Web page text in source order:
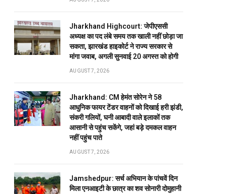
Jharkhand Highcourt: जेपीएससी
अध्यक्ष का पद लंबे समय तक खाली नहीं छोड़ा जा
सकता, झारखंड हाइकोर्ट ने राज्य सरकार से
मांगा जवाब, अगली सुनवाई 20 अगस्त को होगी
AUGUST 7, 2026
Jharkhand: CM हेमंत सोरेन ने 58
आधुनिक फायर टेंडर वाहनों को दिखाई हरी झंडी,
संकरी गलियों, घनी आबादी वाले इलाकों तक
आसानी से पहुंच सकेंगे, जहां बड़े दमकल वाहन
नहीं पहुंच पाते
AUGUST 7, 2026
Jamshedpur: सर्च अभियान के पांचवें दिन
मिला एनआइटी के छात्र का शव सोनारी दोमुहानी